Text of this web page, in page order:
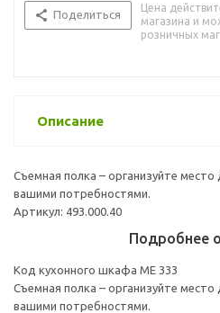
Поделиться
Цена
магазина и
розничных
Описание
Съемная полка – организуйте место
вашими потребностями.
Артикул: 493.000.40
Подробнее
Код кухонного шкафа ME 333
Съемная полка – организуйте место
вашими потребностями.